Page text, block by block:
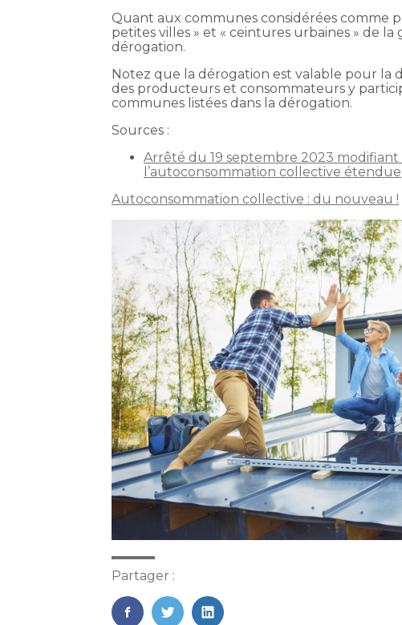
Quant aux communes considérées comme
petites villes » et « ceintures urbaines » de
dérogation.
Notez que la dérogation est valable pour la
des producteurs et consommateurs y
communes listées dans la dérogation.
Sources :
Arrêté du 19 septembre 2023
l’autoconsommation collective étendue
Autoconsommation collective : du nouveau !
Partager :